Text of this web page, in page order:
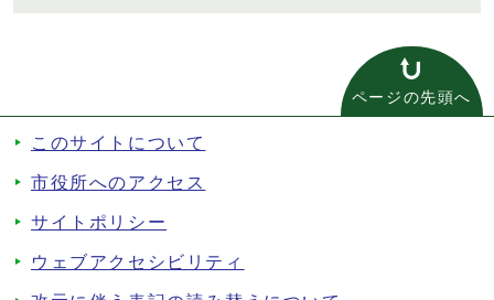
ページの先頭へ
このサイトについて
市役所へのアクセス
サイトポリシー
ウェブアクセシビリティ